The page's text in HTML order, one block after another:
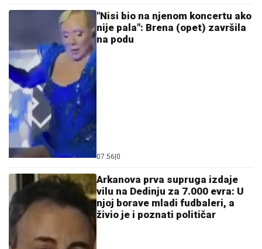
"Nisi bio na njenom koncertu ako
nije pala": Brena (opet) završila
na podu
07:56 0
Arkanova prva supruga izdaje
vilu na Dedinju za 7.000 evra: U
njoj borave mladi fudbaleri, a
živio je i poznati političar